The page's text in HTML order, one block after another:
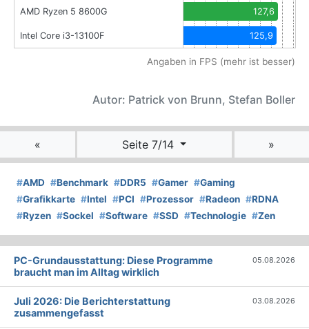
AMD Ryzen 5 8600G 127,6
Intel Core i3-13100F 125,9
Angaben in FPS (mehr ist besser)
Autor: Patrick von Brunn, Stefan Boller
« Seite 7/14 »
#AMD #Benchmark #DDR5 #Gamer #Gaming
#Grafikkarte #Intel #PCI #Prozessor #Radeon #RDNA
#Ryzen #Sockel #Software #SSD #Technologie #Zen
PC-Grundausstattung: Diese Programme
braucht man im Alltag wirklich
05.08.2026
Juli 2026: Die Bericht­erstattung
zusammengefasst
03.08.2026